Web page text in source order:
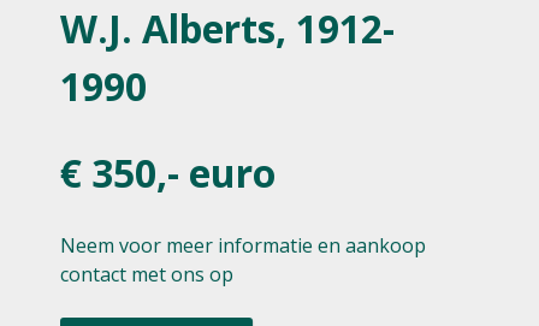
W.J. Alberts, 1912-
1990
€ 350,- euro
Neem voor meer informatie en aankoop
contact met ons op